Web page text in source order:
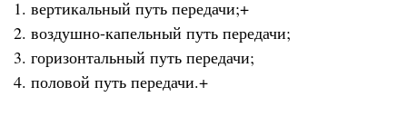
1. вертикальный путь передачи;+
2. воздушно-капельный путь передачи;
3. горизонтальный путь передачи;
4. половой путь передачи.+